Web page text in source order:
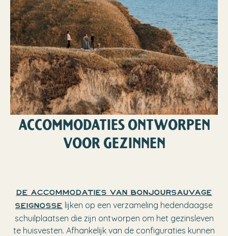
ACCOMMODATIES ONTWORPEN
VOOR GEZINNEN
De accommodaties van BonjourSauvage
Seignosse lijken op een verzameling hedendaagse
schuilplaatsen die zijn ontworpen om het gezinsleven
te huisvesten. Afhankelijk van de configuraties kunnen